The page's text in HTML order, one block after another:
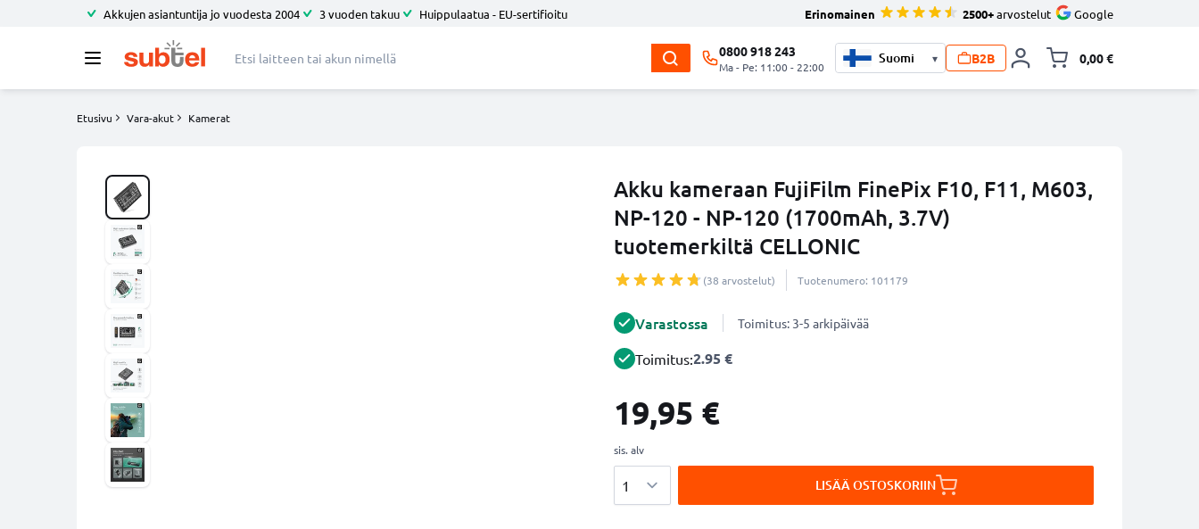
Akkujen asiantuntija jo vuodesta 2004 3 vuoden takuu Huippulaatua - EU-sertifioitu Erinomainen 2500+arvostelut Google
0800 918 243
Ma - Pe: 11:00 - 22:00
▾ B2B 0,00 €
Etusivu Vara-akut Kamerat
Akku kameraan FujiFilm FinePix F10, F11, M603,
NP-120 - NP-120 (1700mAh, 3.7V)
tuotemerkiltä CELLONIC
(38 arvostelut) Tuotenumero: 101179
Varastossa Toimitus: 3-5 arkipäivää
Toimitus:2.95 €
19,95 €
sis. alv
LISÄÄ OSTOSKORIIN